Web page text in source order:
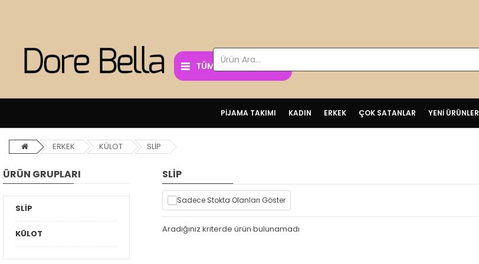
TÜM KATEGORİLER
PİJAMA TAKIMI KADIN ERKEK ÇOK SATANLAR YENİ ÜRÜNLER
ERKEK KÜLOT SLİP
ÜRÜN GRUPLARI
SLİP
KÜLOT
SLİP
Sadece Stokta Olanları Göster
Aradığınız kriterde ürün bulunamadı